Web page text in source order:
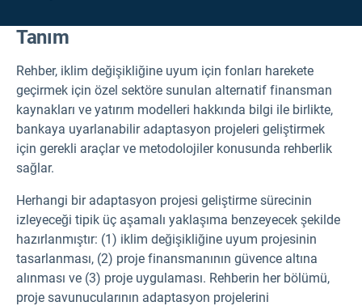
Tanım
Rehber, iklim değişikliğine uyum için fonları harekete
geçirmek için özel sektöre sunulan alternatif finansman
kaynakları ve yatırım modelleri hakkında bilgi ile birlikte,
bankaya uyarlanabilir adaptasyon projeleri geliştirmek
için gerekli araçlar ve metodolojiler konusunda rehberlik
sağlar.
Herhangi bir adaptasyon projesi geliştirme sürecinin
izleyeceği tipik üç aşamalı yaklaşıma benzeyecek şekilde
hazırlanmıştır: (1) iklim değişikliğine uyum projesinin
tasarlanması, (2) proje finansmanının güvence altına
alınması ve (3) proje uygulaması. Rehberin her bölümü,
proje savunucularının adaptasyon projelerini